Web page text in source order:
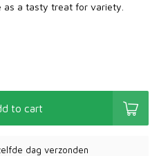
as a tasty treat for variety.
to cart
dag verzonden